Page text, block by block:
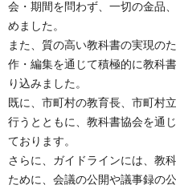
会・期間を問わず、一切の金品
めました。
また、質の高い教科書の実現の
作・編集を通じて積極的に教科
り込みました。
既に、市町村の教育長、市町村
行うとともに、教科書協会を通
ております。
さらに、ガイドラインには、教
ために、会議の公開や議事録の